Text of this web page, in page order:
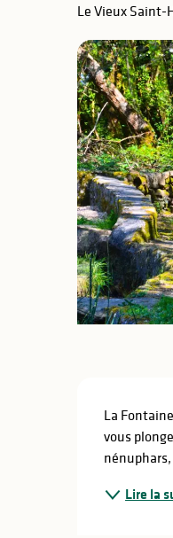
Le Vieux
La
vous
nénuphars,
Lire la